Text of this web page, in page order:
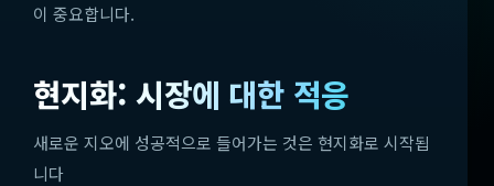
이 중요합니다.
현지화: 시장에 대한 적응
새로운 지오에 성공적으로 들어가는 것은 현지화로 시작됩
니다